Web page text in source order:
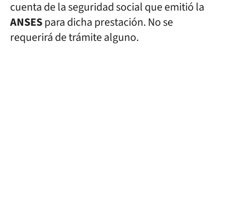
cuenta de la seguridad social que emitió la
ANSESpara dicha prestación. No se
requerirá de trámite alguno.